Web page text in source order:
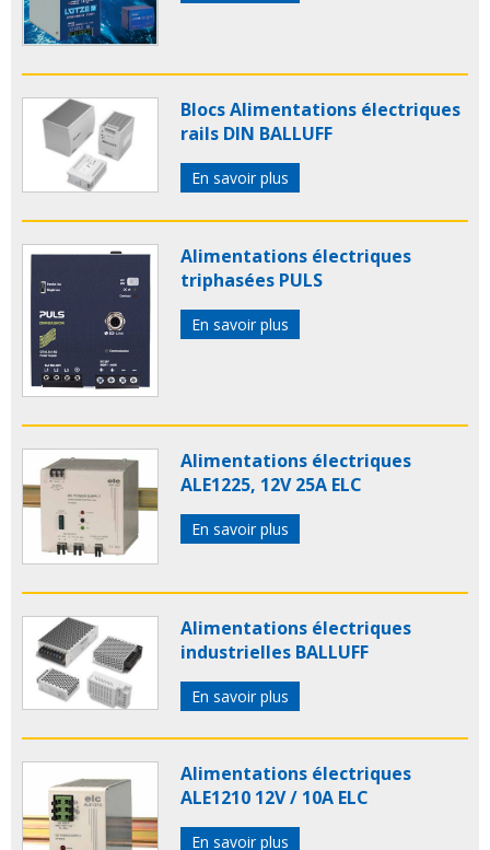
Blocs Alimentations électriques
rails DIN BALLUFF
En savoir plus
Alimentations électriques
triphasées PULS
En savoir plus
Alimentations électriques
ALE1225, 12V 25A ELC
En savoir plus
Alimentations électriques
industrielles BALLUFF
En savoir plus
Alimentations électriques
ALE1210 12V / 10A ELC
En savoir plus